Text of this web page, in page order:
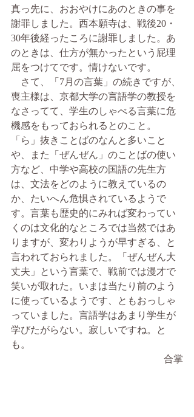
真っ先に、おおやけにあのときの事を
謝罪しました。西本願寺は、戦後20・
30年後経ったころに謝罪しました。あ
のときは、仕方が無かったという屁理
屈をつけてです。情けないです。
さて、「7月の言葉」の続きですが、
喪主様は、京都大学の言語学の教授を
なさってて、学生のしゃべる言葉に危
機感をもっておられるとのこと。
「ら」抜きことばのなんと多いこと
や、また「ぜんぜん」のことばの使い
方など、中学や高校の国語の先生方
は、文法をどのように教えているの
か、たいへん危惧されているようで
す。言葉も歴史的にみれば変わってい
くのは文化的なところでは当然ではあ
りますが、変わりようが早すぎる、と
言われておられました。「ぜんぜん大
丈夫」という言葉で、戦前では漫才で
笑いが取れた。いまは当たり前のよう
に使っているようです、ともおっしゃ
っていました。言語学はあまり学生が
学びたがらない。寂しいですね。と
も。
合掌